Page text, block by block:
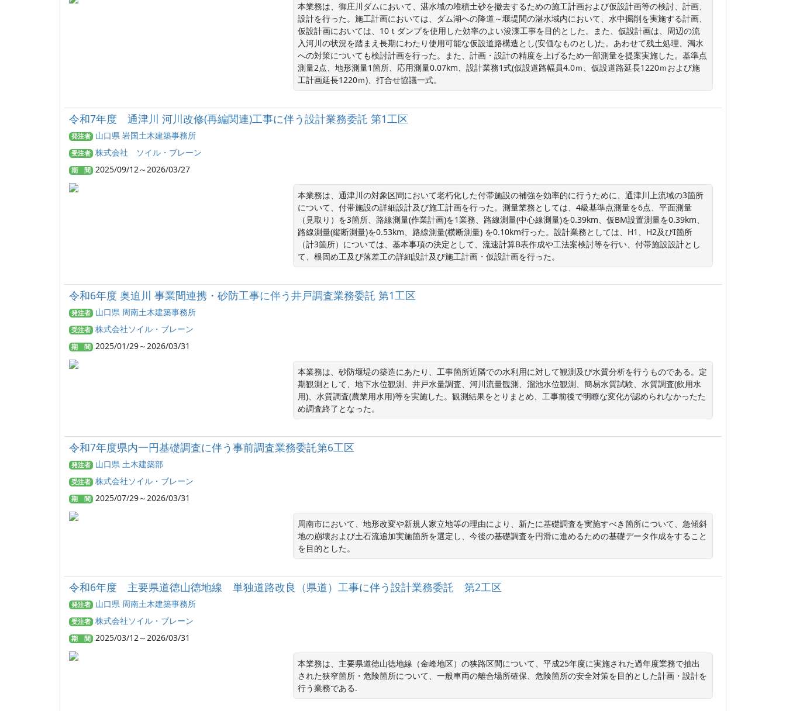
本業務は、御庄川ダムにおいて、湛水域の堆積土砂を撤去するための施工計画および仮設計画等の検討、計画、
設計を行った。施工計画においては、ダム湖への降道～堰堤間の湛水域内において、水中掘削を実施する計画、
仮設計画においては、10ｔダンプを使用した効率のよい浚渫工事を目的とした。また、仮設計画は、周辺の流
入河川の状況を踏まえ長期にわたり使用可能な仮設道路構造とし(安価なものとし)た。あわせて残土処理、濁水
への対策についても検討計画を行った。また、計画・設計の精度を上げるため一部測量を提案実施した。基準点
測量2点、地形測量1箇所、応用測量0.07km、設計業務1式(仮設道路幅員4.0ｍ、仮設道路延長1220ｍおよび施
工計画延長1220ｍ)、打合せ協議一式。
令和7年度 通津川 河川改修(再編関連)工事に伴う設計業務委託 第1工区
発注者 山口県 岩国土木建築事務所
受注者 株式会社 ソイル・ブレーン
期 間 2025/09/12～2026/03/27
本業務は、通津川の対象区間において老朽化した付帯施設の補強を効率的に行うために、通津川上流域の3箇所
について、付帯施設の詳細設計及び施工計画を行った。測量業務としては、4級基準点測量を6点、平面測量
（見取り）を3箇所、路線測量(作業計画)を1業務、路線測量(中心線測量)を0.39km、仮BM設置測量を0.39km、
路線測量(縦断測量)を0.53km、路線測量(横断測量) を0.10km行った。設計業務としては、H1、H2及びI箇所
（計3箇所）については、基本事項の決定として、流速計算B表作成や工法案検討等を行い、付帯施設設計とし
て、根固め工及び落差工の詳細設計及び施工計画・仮設計画を行った。
令和6年度 奥迫川 事業間連携・砂防工事に伴う井戸調査業務委託 第1工区
発注者 山口県 周南土木建築事務所
受注者 株式会社ソイル・ブレーン
期 間 2025/01/29～2026/03/31
本業務は、砂防堰堤の築造にあたり、工事箇所近隣での水利用に対して観測及び水質分析を行うものである。定
期観測として、地下水位観測、井戸水量調査、河川流量観測、溜池水位観測、簡易水質試験、水質調査(飲用水
用)、水質調査(農業用水用)等を実施した。観測結果をとりまとめ、工事前後で明瞭な変化が認められなかったた
め調査終了となった。
令和7年度県内一円基礎調査に伴う事前調査業務委託第6工区
発注者 山口県 土木建築部
受注者 株式会社ソイル・ブレーン
期 間 2025/07/29～2026/03/31
周南市において、地形改変や新規人家立地等の理由により、新たに基礎調査を実施すべき箇所について、急傾斜
地の崩壊および土石流追加実施箇所を選定し、今後の基礎調査を円滑に進めるための基礎データ作成をすること
を目的とした。
令和6年度 主要県道徳山徳地線 単独道路改良（県道）工事に伴う設計業務委託 第2工区
発注者 山口県 周南土木建築事務所
受注者 株式会社ソイル・ブレーン
期 間 2025/03/12～2026/03/31
本業務は、主要県道徳山徳地線（金峰地区）の狭路区間について、平成25年度に実施された過年度業務で抽出
された狭窄箇所・危険箇所について、一般車両の離合場所確保、危険箇所の安全対策を目的とした計画・設計を